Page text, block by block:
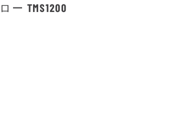
ー TMS1200